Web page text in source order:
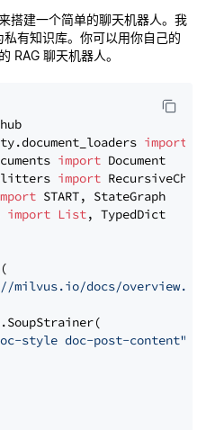
搭建一个简单的聊天机器人。我
私有知识库。你可以用你自己的
RAG 聊天机器人。
import
import
import
import List, TypedDict
docs/overview.md"
style doc-post-content"